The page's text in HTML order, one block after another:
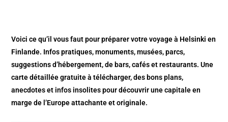
Voici ce qu’il vous faut pour préparer votre voyage à Helsinki en
Finlande. Infos pratiques, monuments, musées, parcs,
suggestions d’hébergement, de bars, cafés et restaurants. Une
carte détaillée gratuite à télécharger, des bons plans,
anecdotes et infos insolites pour découvrir une capitale en
marge de l’Europe attachante et originale.